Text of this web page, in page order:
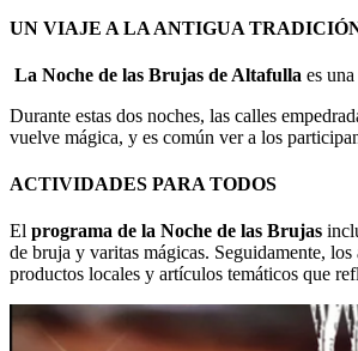
UN VIAJE A LA ANTIGUA
La Noche de las Brujas de Altafulla es
Durante estas dos noches, las calles
vuelve mágica, y es común ver a los
ACTIVIDADES PARA TODOS
El programa de la Noche de las Brujas
de bruja y varitas mágicas. Seguidamente,
productos locales y artículos temáticos que